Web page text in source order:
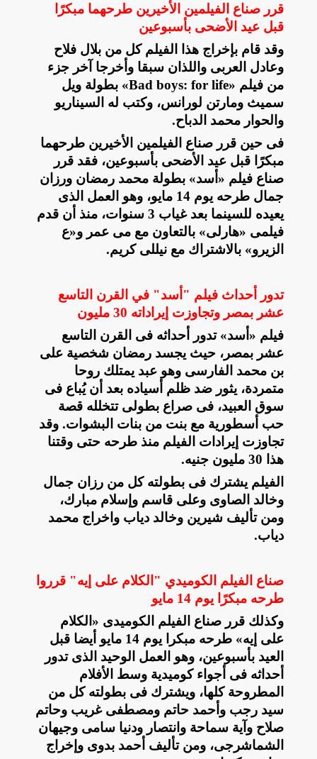
قرر صناع الفيلمين الأخيرين طرحهما مبكرًا
قبل عيد الأضحى بأسبوعين
وقد قام بإخراج هذا الفيلم كل من بلال فلاح
وعادل العربى واللذان سبقا وأخرجا آخر جزء
من فيلم «Bad boys: for life»بطولة ويل
سميث ومارتن لورانس، وكتب له السيناريو
والحوار محمد الدباح.
فى حين قرر صناع الفيلمين الأخيرين طرحهما
مبكرًا قبل عيد الأضحى بأسبوعين، فقد قرر
صناع فيلم «أسد» بطولة محمد رمضان ورزان
جمال طرحه يوم 14 مايو، وهو العمل الذى
يعيده للسينما بعد غياب 3 سنوات، منذ أن قدم
فيلمى «هارلى» بالتعاون مع مى عمر و«ع
الزيرو» بالاشتراك مع نيللى كريم.
تدور أحداث فيلم "أسد" في القرن التاسع
عشر بمصر وتجاوزت إيراداته 30 مليون
فيلم «أسد» تدور أحداثه فى القرن التاسع
عشر بمصر، حيث يجسد رمضان شخصية على
بن محمد الفارسى وهو عبد يمتلك روحا
متمردة، يثور ضد ظلم أسياده بعد أن يُباع فى
سوق العبيد، فى صراع بطولى تتخلله قصة
حب أسطورية مع بنت من بنات البشوات. وقد
تجاوزت إيرادات الفيلم منذ طرحه حتى وقتنا
هذا 30 مليون جنيه
.
الفيلم يشترك فى بطولته كل من رزان جمال
وخالد الصاوى وعلى قاسم وإسلام مبارك،
ومن تأليف شيرين وخالد دياب واخراج محمد
دياب.
صناع الفيلم الكوميدي "الكلام على إيه" قرروا
طرحه مبكرًا يوم 14 مايو
وكذلك قرر صناع الفيلم الكوميدى «الكلام
على إيه» طرحه مبكرا يوم 14 مايو أيضا قبل
العيد بأسبوعين، وهو العمل الوحيد الذى تدور
أحداثه فى أجواء كوميدية وسط الأفلام
المطروحة كلها، ويشترك فى بطولته كل من
سيد رجب وأحمد حاتم ومصطفى غريب وحاتم
صلاح وآية سماحة وانتصار ودنيا سامى وجيهان
الشماشرجى، ومن تأليف أحمد بدوى وإخراج